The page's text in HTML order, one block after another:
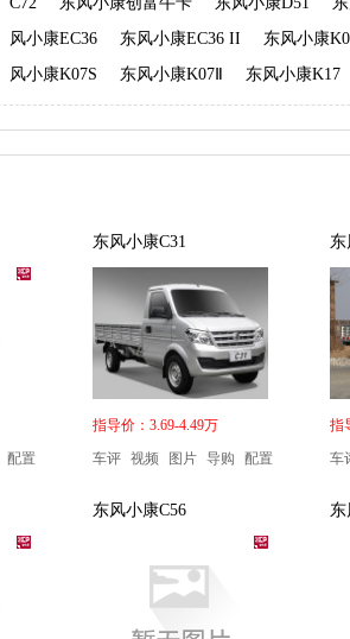
风小康EC36
东风小康EC36 II
东风小康
风小康K07S
东风小康K07Ⅱ 东风小康K17
配置
东风小康C31
指导价：3.69-4.49万
车评 视频 图片 导购 配置
东
指
车
东风小康C56 东